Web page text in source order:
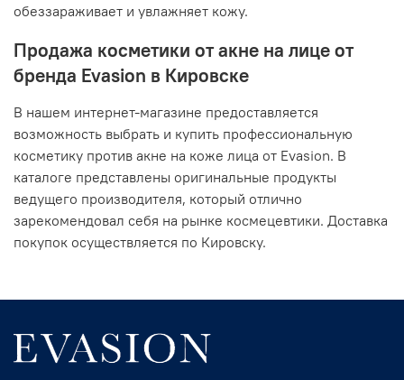
обеззараживает и увлажняет кожу.
Продажа косметики от акне на лице от
бренда Evasion в Кировске
В нашем интернет-магазине предоставляется
возможность выбрать и купить профессиональную
косметику против акне на коже лица от Evasion. В
каталоге представлены оригинальные продукты
ведущего производителя, который отлично
зарекомендовал себя на рынке космецевтики. Доставка
покупок осуществляется по Кировску.